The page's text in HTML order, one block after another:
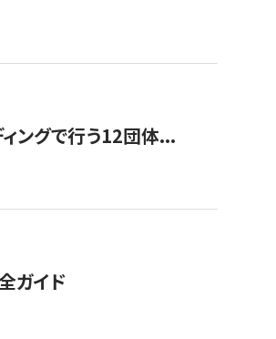
ィングで行う12団体...
ガイド